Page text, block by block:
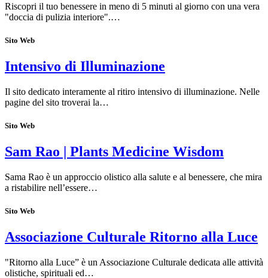
Riscopri il tuo benessere in meno di 5 minuti al giorno con una vera
"doccia di pulizia interiore".…
Sito Web
Intensivo di Illuminazione
Il sito dedicato interamente al ritiro intensivo di illuminazione. Nelle
pagine del sito troverai la…
Sito Web
Sam Rao | Plants Medicine Wisdom
Sama Rao è un approccio olistico alla salute e al benessere, che mira
a ristabilire nell’essere…
Sito Web
Associazione Culturale Ritorno alla Luce
"Ritorno alla Luce” è un Associazione Culturale dedicata alle attività
olistiche, spirituali ed…